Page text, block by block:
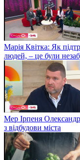
Марія Квітка: Як
людей, – це були
Мер Ірпеня
з відбудови міста